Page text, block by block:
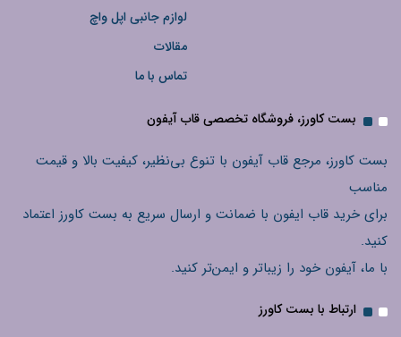
لوازم جانبی اپل واچ
مقالات
تماس با ما
بست کاورز، فروشگاه تخصصی قاب آیفون
بست کاورز، مرجع قاب آیفون با تنوع بی‌نظیر، کیفیت بالا و قیمت
مناسب
برای خرید قاب ایفون با ضمانت و ارسال سریع به بست کاورز اعتماد
کنید.
با ما، آیفون خود را زیباتر و ایمن‌تر کنید.
ارتباط با بست کاورز